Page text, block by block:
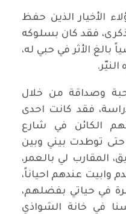
الأخيار الذين حفظ
فقد كان بسلوكه
الأثر في حبي له،
وصداقة من خلال
فقد كانت احدى
الكائن في شارع
حتى توطدت بيني وبين
المقارب لي بالعمر،
وابيت عندهم احياناً،
في حياتي بفضلهم،
في خانة الشواذي